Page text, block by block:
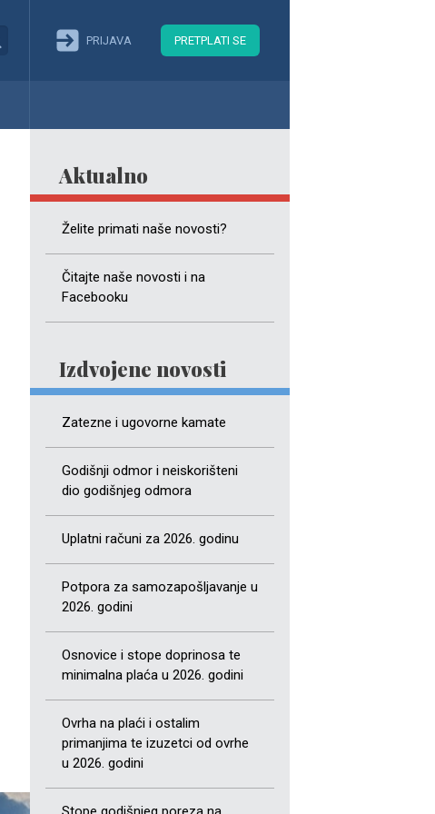
PRIJAVA PRETPLATI SE
Aktualno
Želite primati naše novosti?
Čitajte naše novosti i na
Facebooku
Izdvojene novosti
Zatezne i ugovorne kamate
Godišnji odmor i neiskorišteni
dio godišnjeg odmora
Uplatni računi za 2026. godinu
Potpora za samozapošljavanje u
2026. godini
Osnovice i stope doprinosa te
minimalna plaća u 2026. godini
Ovrha na plaći i ostalim
primanjima te izuzetci od ovrhe
u 2026. godini